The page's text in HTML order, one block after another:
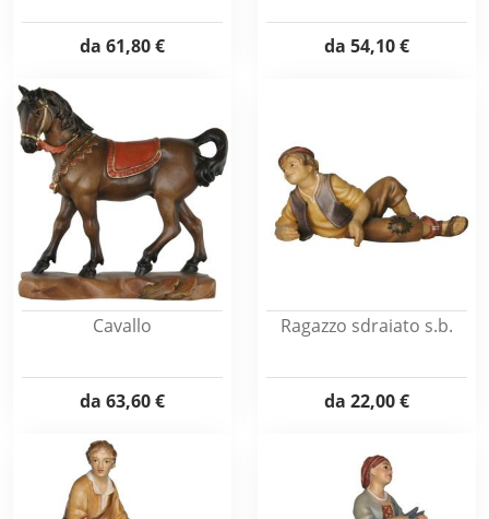
da 61,80 € da 54,10 €
Cavallo
da 63,60 €
Ragazzo sdraiato s.b.
da 22,00 €